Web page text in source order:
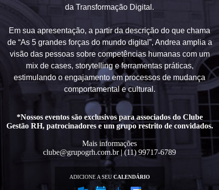
da Transformação Digital.
Em sua apresentação, a partir da descrição do que chama
de “As 5 grandes forças do mundo digital”, Andrea amplia a
visão das pessoas sobre competências humanas com um
mix de cases, storytelling e ferramentas práticas,
estimulando o engajamento em processos de mudança
comportamental e cultural.
*Nossos eventos são exclusivos para associados do Clube
Gestão RH, patrocinadores e um grupo restrito de convidados.
Mais informações
clube@grupogrh.com.br | (11) 99717-6789
ADICIONE A SEU CALENDÁRIO